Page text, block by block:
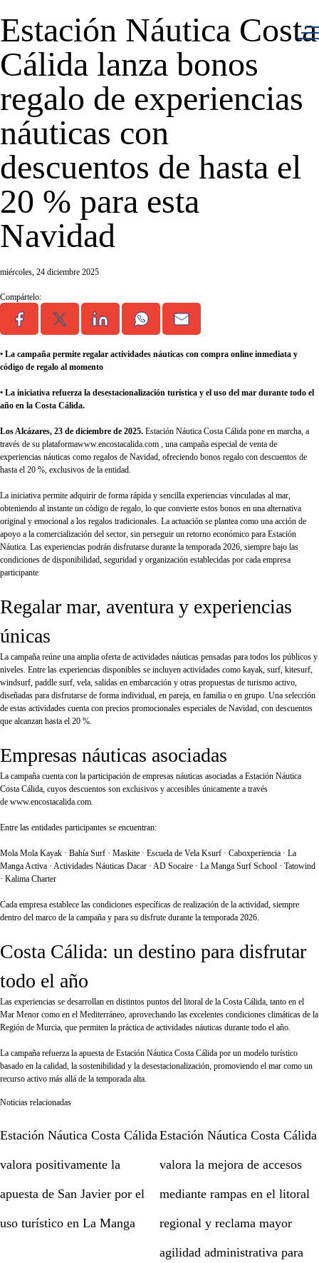
Estación Náutica Costa
Cálida lanza bonos
regalo de experiencias
náuticas con
descuentos de hasta el
20 % para esta
Navidad
miércoles, 24 diciembre 2025
Compártelo:
• La campaña permite regalar actividades náuticas con compra online inmediata y
código de regalo al momento
• La iniciativa refuerza la desestacionalización turística y el uso del mar durante todo el
año en la Costa Cálida.
Los Alcázares, 23 de diciembre de 2025. Estación Náutica Costa Cálida pone en marcha, a
través de su plataformawww.encostacalida.com , una campaña especial de venta de
experiencias náuticas como regalos de Navidad, ofreciendo bonos regalo con descuentos de
hasta el 20 %, exclusivos de la entidad.
La iniciativa permite adquirir de forma rápida y sencilla experiencias vinculadas al mar,
obteniendo al instante un código de regalo, lo que convierte estos bonos en una alternativa
original y emocional a los regalos tradicionales. La actuación se plantea como una acción de
apoyo a la comercialización del sector, sin perseguir un retorno económico para Estación
Náutica. Las experiencias podrán disfrutarse durante la temporada 2026, siempre bajo las
condiciones de disponibilidad, seguridad y organización establecidas por cada empresa
participante
Regalar mar, aventura y experiencias
únicas
La campaña reúne una amplia oferta de actividades náuticas pensadas para todos los públicos y
niveles. Entre las experiencias disponibles se incluyen actividades como kayak, surf, kitesurf,
windsurf, paddle surf, vela, salidas en embarcación y otras propuestas de turismo activo,
diseñadas para disfrutarse de forma individual, en pareja, en familia o en grupo. Una selección
de estas actividades cuenta con precios promocionales especiales de Navidad, con descuentos
que alcanzan hasta el 20 %.
Empresas náuticas asociadas
La campaña cuenta con la participación de empresas náuticas asociadas a Estación Náutica
Costa Cálida, cuyos descuentos son exclusivos y accesibles únicamente a través
de www.encostacalida.com.
Entre las entidades participantes se encuentran:
Mola Mola Kayak · Bahía Surf · Maskite · Escuela de Vela Ksurf · Caboxperiencia · La
Manga Activa · Actividades Náuticas Dacar · AD Socaire · La Manga Surf School · Tatowind
· Kalima Charter
Cada empresa establece las condiciones específicas de realización de la actividad, siempre
dentro del marco de la campaña y para su disfrute durante la temporada 2026.
Costa Cálida: un destino para disfrutar
todo el año
Las experiencias se desarrollan en distintos puntos del litoral de la Costa Cálida, tanto en el
Mar Menor como en el Mediterráneo, aprovechando las excelentes condiciones climáticas de la
Región de Murcia, que permiten la práctica de actividades náuticas durante todo el año.
La campaña refuerza la apuesta de Estación Náutica Costa Cálida por un modelo turístico
basado en la calidad, la sostenibilidad y la desestacionalización, promoviendo el mar como un
recurso activo más allá de la temporada alta.
Noticias relacionadas
Estación Náutica Costa Cálida
valora positivamente la
apuesta de San Javier por el
uso turístico en La Manga
Estación Náutica Costa Cálida
valora la mejora de accesos
mediante rampas en el litoral
regional y reclama mayor
agilidad administrativa para